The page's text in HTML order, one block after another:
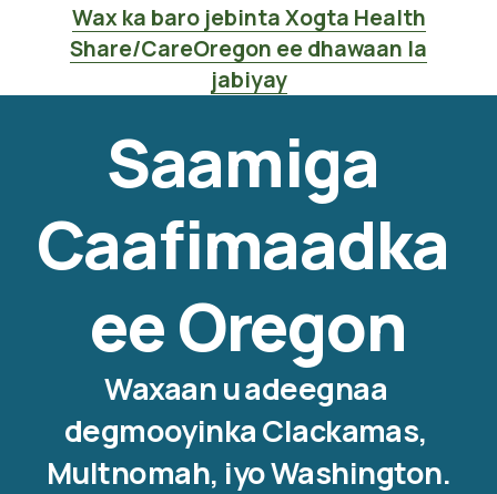
Wax ka baro jebinta Xogta Health
Share/CareOregon ee dhawaan la
jabiyay
Saamiga
Caafimaadka
ee Oregon
Waxaan u adeegnaa
degmooyinka Clackamas,
Multnomah, iyo Washington.